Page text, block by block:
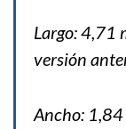
Largo: 4,71
versión
Ancho: